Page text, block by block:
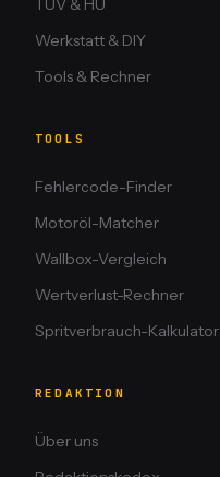
TÜV & HU
Werkstatt & DIY
Tools & Rechner
TOOLS
Fehlercode-Finder
Motoröl-Matcher
Wallbox-Vergleich
Wertverlust-Rechner
Spritverbrauch-Kalkulator
REDAKTION
Über uns